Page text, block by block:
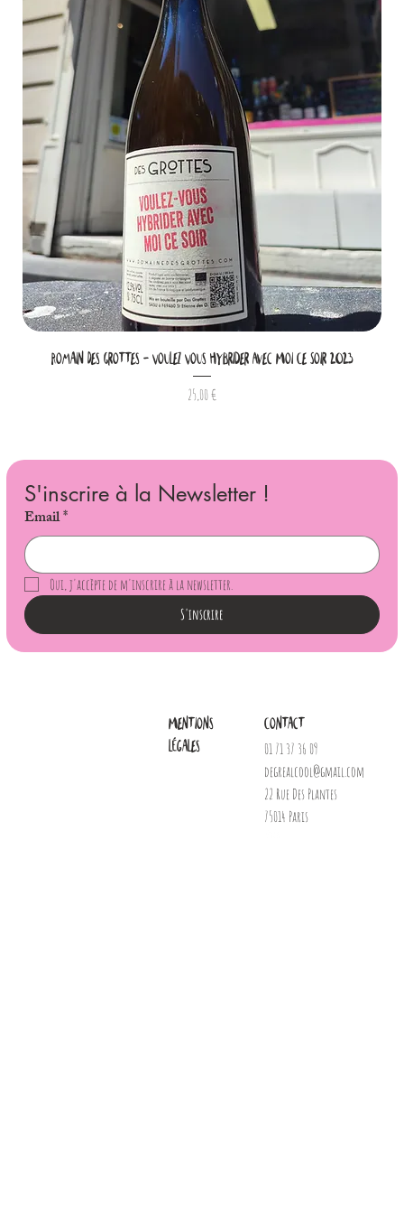
Romain Des Grottes - Voulez Vous Hybrider Avec Moi Ce Soir 2023
Prix
25,00 €
S'inscrire à la Newsletter !
Email*
Oui, j'accèpte de m'inscrire à la newsletter.
S'inscrire
Mentions
légales
Contact
01 71 37 36 09
degrealcool@gmail.com
22 Rue Des Plantes
75014 Paris